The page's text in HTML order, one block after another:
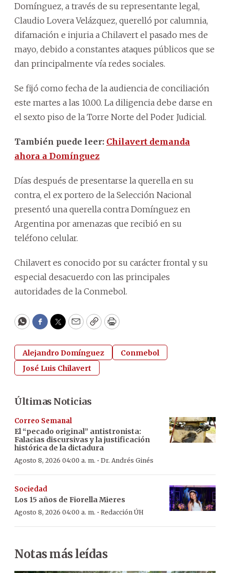
Domínguez, a través de su representante legal,
Claudio Lovera Velázquez, querelló por calumnia,
difamación e injuria a Chilavert el pasado mes de
mayo, debido a constantes ataques públicos que se
dan principalmente vía redes sociales.
Se fijó como fecha de la audiencia de conciliación
este martes a las 10.00. La diligencia debe darse en
el sexto piso de la Torre Norte del Poder Judicial.
También puede leer: Chilavert demanda
ahora a Domínguez
Días después de presentarse la querella en su
contra, el ex portero de la Selección Nacional
presentó una querella contra Domínguez en
Argentina por amenazas que recibió en su
teléfono celular.
Chilavert es conocido por su carácter frontal y su
especial desacuerdo con las principales
autoridades de la Conmebol.
WhatsApp
Facebook
Twitter
EmailCopyPrint
Alejandro Domínguez
Conmebol
José Luis Chilavert
Últimas Noticias
Correo Semanal
El “pecado original” antistronista:
Falacias discursivas y la justificación
histórica de la dictadura
Agosto 8, 2026 04:00 a. m. · Dr. Andrés Ginés
Sociedad
Los 15 años de Fiorella Mieres
Agosto 8, 2026 04:00 a. m. · Redacción ÚH
Notas más leídas